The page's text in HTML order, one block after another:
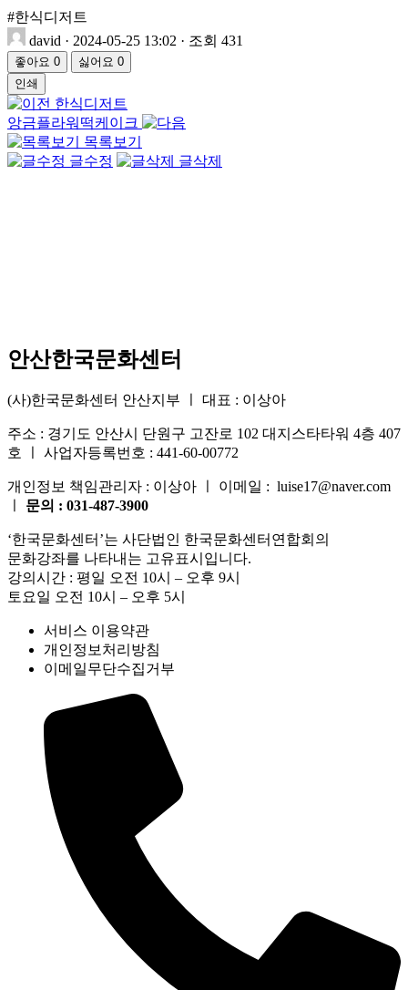
#한식디저트
david · 2024-05-25 13:02 · 조회 431
좋아요 0 싫어요 0
인쇄
한식디저트
앙금플라워떡케이크
목록보기
글수정
글삭제
안산한국문화센터
(사)한국문화센터 안산지부 ㅣ 대표 : 이상아
주소 : 경기도 안산시 단원구 고잔로 102 대지스타타워 4층 407
호 ㅣ 사업자등록번호 : 441-60-00772
개인정보 책임관리자 : 이상아 ㅣ 이메일 : luise17@naver.com
문의 : 031-487-3900
‘한국문화센터’는 사단법인 한국문화센터연합회의
문화강좌를 나타내는 고유표시입니다.
강의시간 : 평일 오전 10시 – 오후 9시
토요일 오전 10시 – 오후 5시
서비스 이용약관
개인정보처리방침
이메일무단수집거부